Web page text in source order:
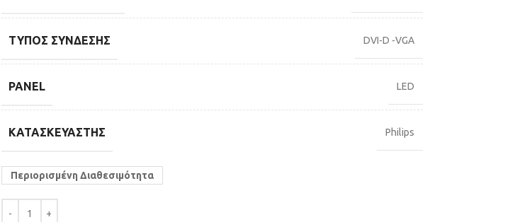
ΤΎΠΟΣ ΣΎΝΔΕΣΗΣ DVI-D -VGA
PANEL LED
ΚΑΤΑΣΚΕΥΑΣΤΉΣ Philips
Περιορισμένη Διαθεσιμότητα